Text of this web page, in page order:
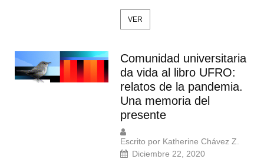
VER
Comunidad universitaria
da vida al libro UFRO:
relatos de la pandemia.
Una memoria del
presente
Escrito por Katherine Chávez Z.
Diciembre 22, 2020